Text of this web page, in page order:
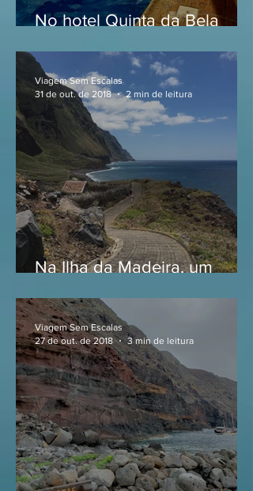
No hotel Quinta da Bela
Na Ilha da Madeira, um
Viagem Sem Escalas
31 de out. de 2018
2 min de leitura
Viagem Sem Escalas
27 de out. de 2018
3 min de leitura